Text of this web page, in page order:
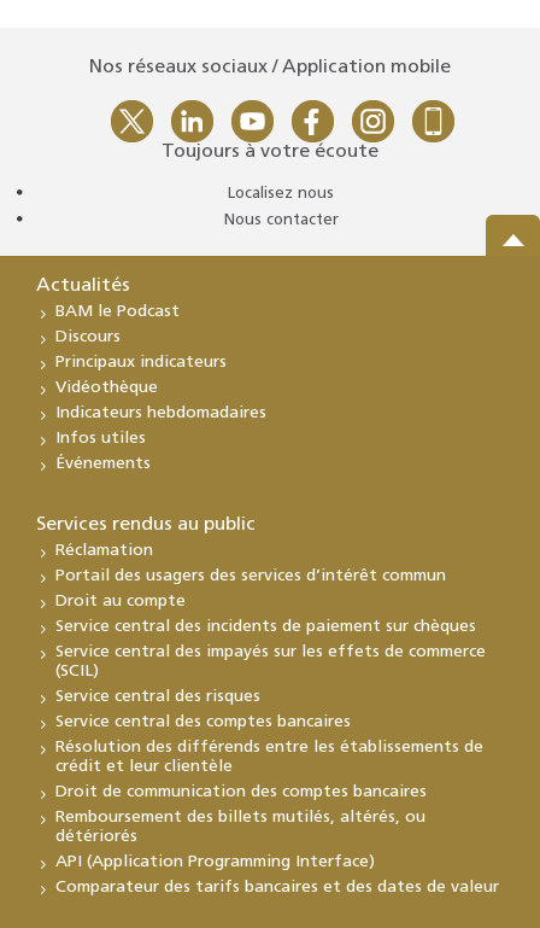
Nos réseaux sociaux / Application mobile
Toujours à votre écoute
Localisez nous
Nous contacter
Actualités
BAM le Podcast
Discours
Principaux indicateurs
Vidéothèque
Indicateurs hebdomadaires
Infos utiles
Événements
Services rendus au public
Réclamation
Portail des usagers des services d’intérêt commun
Droit au compte
Service central des incidents de paiement sur chèques
Service central des impayés sur les effets de commerce
(SCIL)
Service central des risques
Service central des comptes bancaires
Résolution des différends entre les établissements de
crédit et leur clientèle
Droit de communication des comptes bancaires
Remboursement des billets mutilés, altérés, ou
détériorés
API (Application Programming Interface)
Comparateur des tarifs bancaires et des dates de valeur